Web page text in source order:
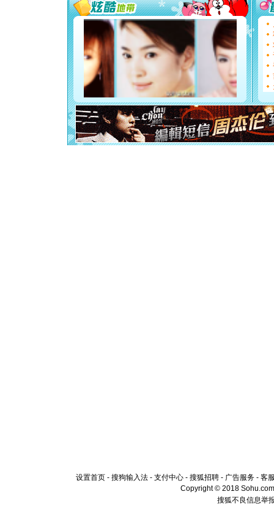
你太多
要平安！
[圣诞节]
能正大
都要快乐
[圣诞节]
如意,快
[元旦]
看
断电。
你是我
[元旦]如
起；二是
离。水晶
[元旦]当
设置首页 - 搜狗输入法 - 支付中心 - 搜狐招聘 - 广告服务 - 客
Copyright © 2018
搜狐不良信息举